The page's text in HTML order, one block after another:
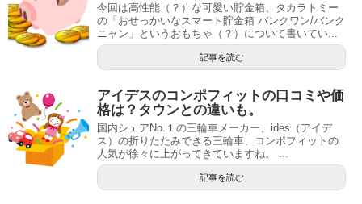
今回は高性能（？）な可愛い貯金箱、タカラトミー
の「おせっかいなスマート貯金箱 バンクワン/バンク
ニャン」というおもちゃ（？）について書いてい...
記事を読む
アイデスのコンポフィットの口コミや価
格は？タウンとの違いも。
国内シェアNo.１の三輪車メーカー、ides（アイデ
ス）の折りたたみできる三輪車、コンポフィットの
人気が徐々に上がってきていますね。 ...
記事を読む